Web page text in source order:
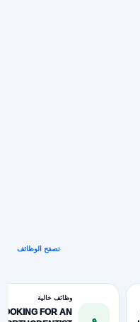
تصفح الوظائف
و
وظائف خالية
FOR AN